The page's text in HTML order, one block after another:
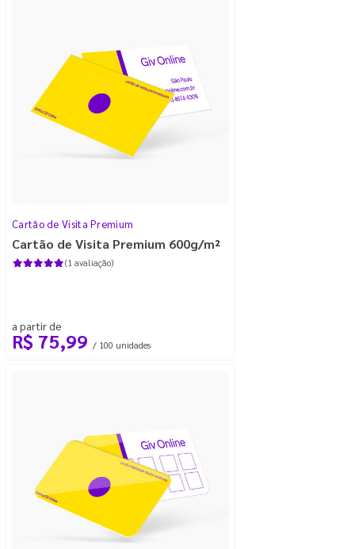
Cartão de Visita Premium
Cartão de Visita Premium 600g/m²
(1 avaliação)
a partir de
R$ 75,99 / 100 unidades